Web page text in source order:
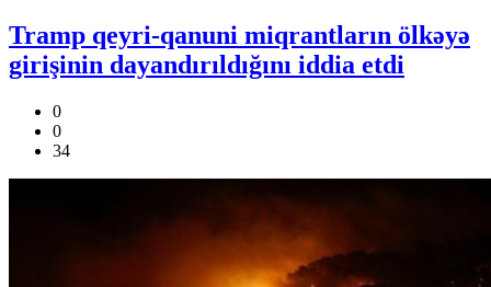
Tramp qeyri-qanuni miqrantların ölkəyə
girişinin dayandırıldığını iddia etdi
0
0
34